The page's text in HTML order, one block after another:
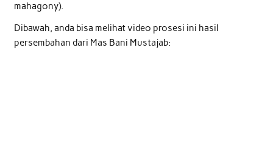
mahagony).
Dibawah, anda bisa melihat video prosesi ini hasil
persembahan dari Mas Bani Mustajab: